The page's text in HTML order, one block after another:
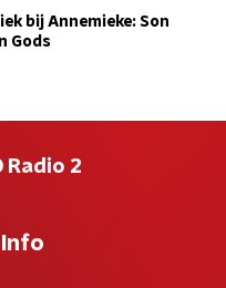
bij Annemieke: Son
Gods
Radio 2
Info